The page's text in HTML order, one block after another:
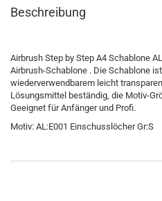
Beschreibung
Airbrush Step by Step A4 Schablone
Airbrush-Schablone . Die Schablone
wiederverwendbarem leicht
Lösungsmittel beständig, die Motiv-
Geeignet für Anfänger und Profi.
Motiv: AL:E001 Einschusslöcher Gr:S